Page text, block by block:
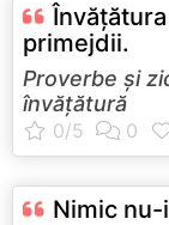
primejdii.
Proverbe și
învățătură
Nimic